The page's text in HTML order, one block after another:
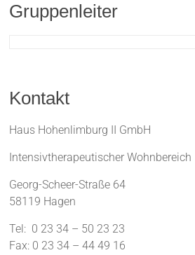
Gruppenleiter
Kontakt
Haus Hohenlimburg II GmbH
Intensivtherapeutischer Wohnbereich
Georg-Scheer-Straße 64
58119 Hagen
Tel: 0 23 34 – 50 23 23
Fax: 0 23 34 – 44 49 16